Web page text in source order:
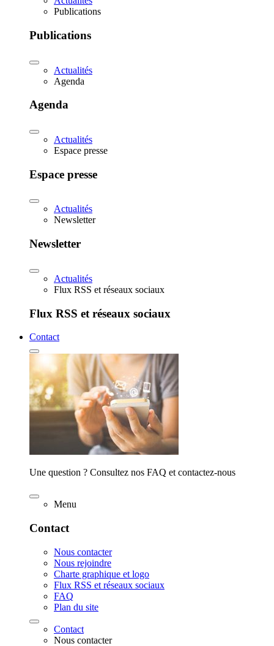
Publications
Publications
Actualités
Agenda
Agenda
Actualités
Espace presse
Espace presse
Actualités
Newsletter
Newsletter
Actualités
Flux RSS et réseaux sociaux
Flux RSS et réseaux sociaux
Contact
Une question ? Consultez nos FAQ et contactez-nous
Menu
Contact
Nous contacter
Nous rejoindre
Charte graphique et logo
Flux RSS et réseaux sociaux
FAQ
Plan du site
Contact
Nous contacter